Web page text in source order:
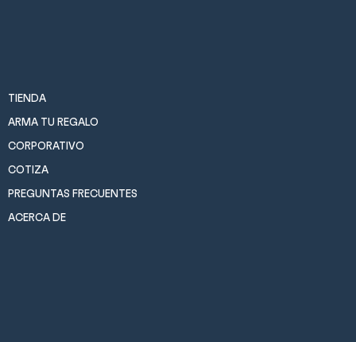
TIENDA
ARMA TU REGALO
CORPORATIVO
COTIZA
PREGUNTAS FRECUENTES
ACERCA DE